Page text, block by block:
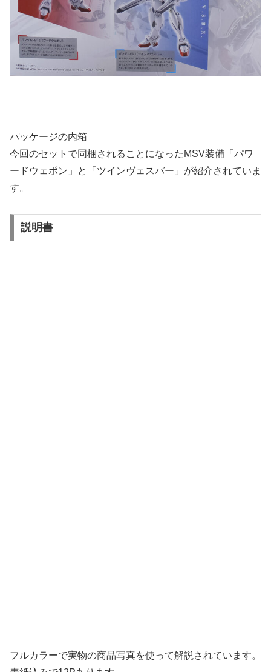
パッケージの内箱
今回のセットで同梱されることになったMSV装備「パワ
ードウェポン」と「ツインヴェスバー」が紹介されていま
す。
説明書
フルカラーで実物の商品写真を使って解説されています。